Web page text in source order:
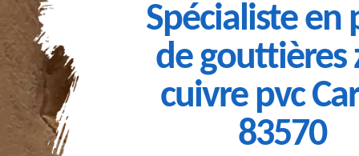
Spécialiste en
de gouttières
cuivre pvc
83570